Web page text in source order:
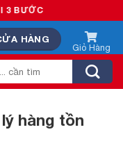
HÀNG
hàng tồn